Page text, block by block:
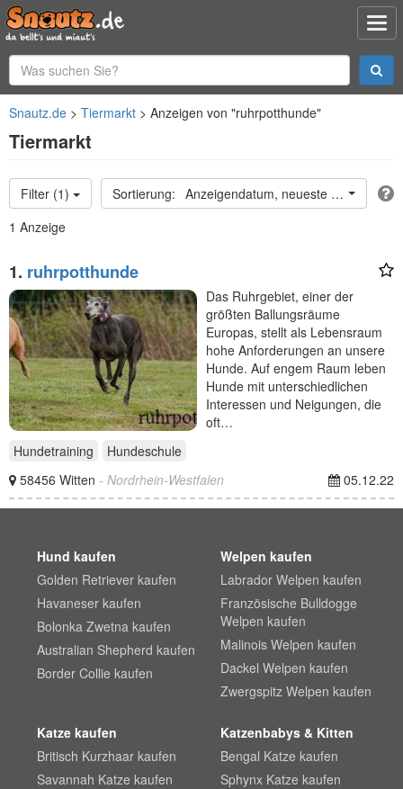
Snautz.de Tiermarkt Anzeigen von "ruhrpotthunde"
Tiermarkt
Filter (1)
Anzeigendatum, neueste oben
1 Anzeige
1. ruhrpotthunde
Das Ruhrgebiet, einer der
größten Ballungsräume
Europas, stellt als Lebensraum
hohe Anforderungen an unsere
Hunde. Auf engem Raum leben
Hunde mit unterschiedlichen
Interessen und Neigungen, die
oft…
Hundetraining
Hundeschule
58456 Witten - Nordrhein-Westfalen 05.12.22
Hund kaufen
Golden Retriever kaufen
Havaneser kaufen
Bolonka Zwetna kaufen
Australian Shepherd kaufen
Border Collie kaufen
Welpen kaufen
Labrador Welpen kaufen
Französische Bulldogge
Welpen kaufen
Malinois Welpen kaufen
Dackel Welpen kaufen
Zwergspitz Welpen kaufen
Katze kaufen
Britisch Kurzhaar kaufen
Savannah Katze kaufen
Katzenbabys & Kitten
Bengal Katze kaufen
Sphynx Katze kaufen